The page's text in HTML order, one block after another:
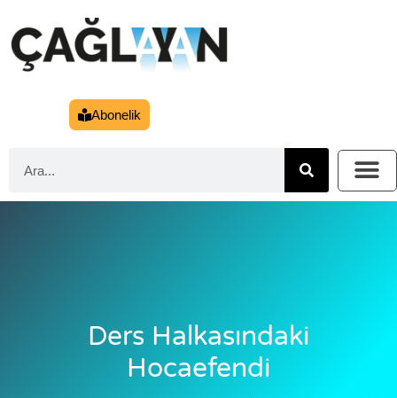
Abonelik
Ders Halkasındaki
Hocaefendi